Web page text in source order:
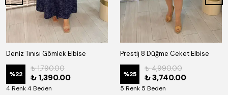
Deniz Tınısı Gömlek Elbise
%22
₺ 1,790.00
₺ 1,390.00
4 Renk 4 Beden
Prestij 8 Düğme Ceket Elbise
%25
₺ 4,990.00
₺ 3,740.00
5 Renk 5 Beden